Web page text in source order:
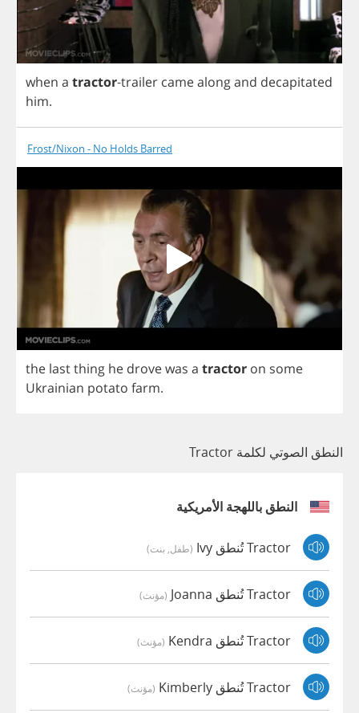
when a tractor-trailer camealongand decapitated
him.
Frost/Nixon - No Holds Barred
the lastthing he drovewas a tractor on some
Ukrainian potato farm.
النطق الصوتي لكلمة Tractor
النطق باللهجة الأمريكية
Tractor تُنطق Ivy (طفل, بنت)
Tractor تُنطق Joanna (مؤنث)
Tractor تُنطق Kendra (مؤنث)
Tractor تُنطق Kimberly (مؤنث)